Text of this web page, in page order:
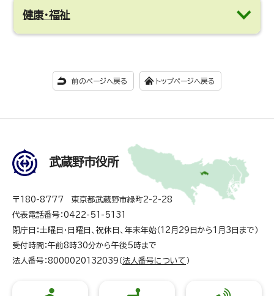
健康・福祉
前のページへ戻る トップページへ戻る
武蔵野市役所
〒180-8777 東京都武蔵野市緑町2-2-28
代表電話番号：0422-51-5131
閉庁日：土曜日・日曜日、祝休日、年末年始（12月29日から1月3日まで）
受付時間：午前8時30分から午後5時まで
法人番号：8000020132039（ 法人番号について ）